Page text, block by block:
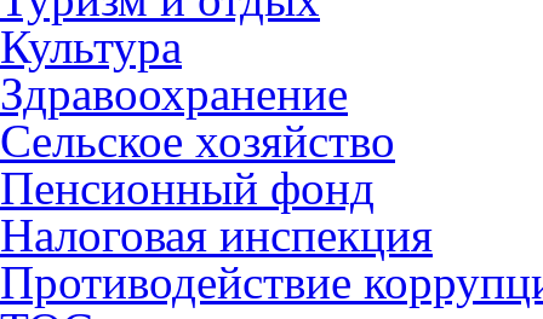
Культура
Здравоохранение
Сельское хозяйство
Пенсионный фонд
Налоговая инспекция
Противодействие